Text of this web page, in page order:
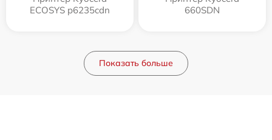
ECOSYS p6235cdn
660SDN
Показать больше